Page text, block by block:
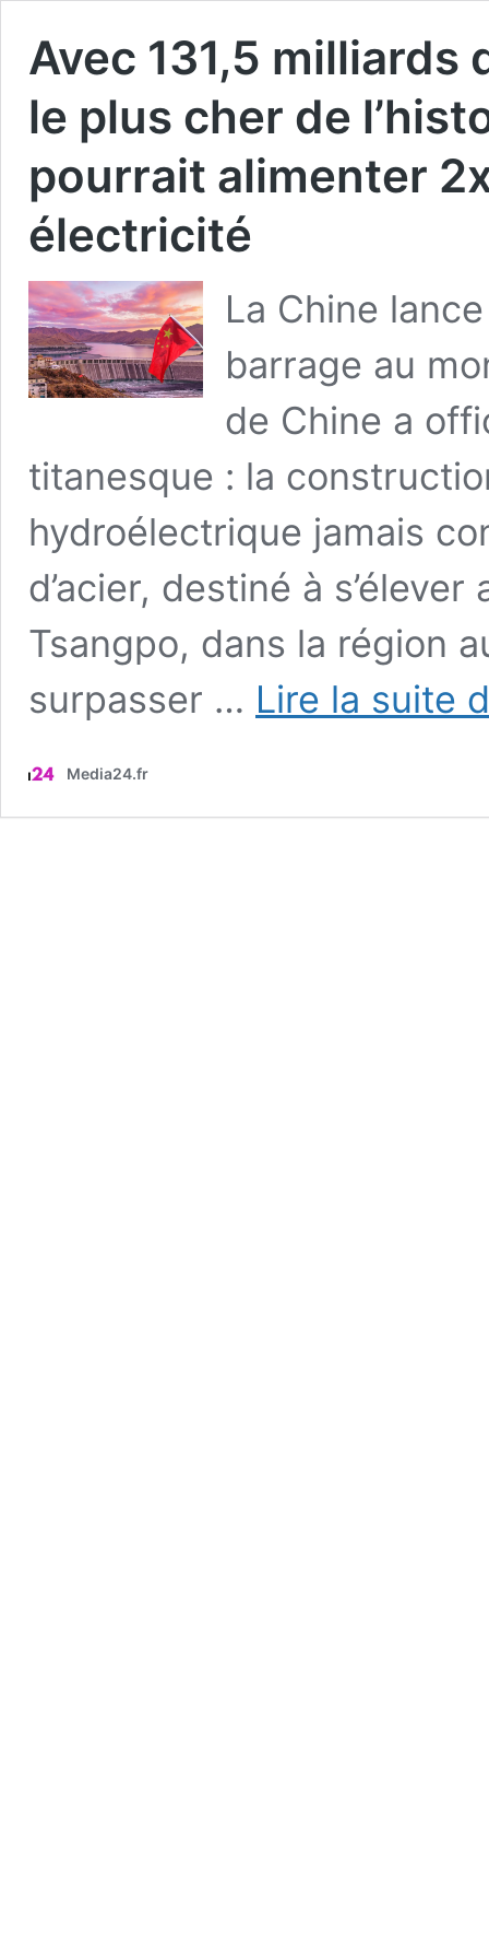
Avec 131,5 milliards
le plus cher de
pourrait alimenter
électricité
La Chine
barrage au
de Chine a
titanesque : la
hydroélectrique jamais
d’acier, destiné à
Tsangpo, dans la région
surpasser … Lire la suite
Media24.fr